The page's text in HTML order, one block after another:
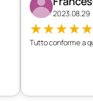
2023.08.29
★★★★★
Tutto conforme a